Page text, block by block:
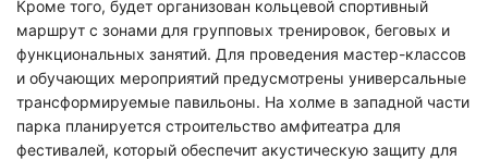
Кроме того, будет организован кольцевой спортивный
маршрут с зонами для групповых тренировок, беговых и
функциональных занятий. Для проведения мастер-классов
и обучающих мероприятий предусмотрены универсальные
трансформируемые павильоны. На холме в западной части
парка планируется строительство амфитеатра для
фестивалей, который обеспечит акустическую защиту для